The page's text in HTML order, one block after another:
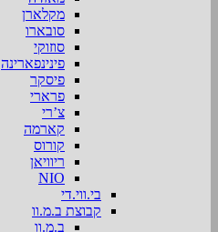
מקלארן
סובארו
סוזוקי
פינינפארינה
פיסקר
פרארי
צ’רי
קארמה
קורוס
ריוויאן
NIO
בי.ווי.די
קבוצת ב.מ.וו
ב.מ.וו